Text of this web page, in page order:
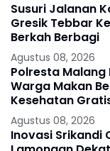
Susuri Jalanan
Gresik Tebbar
Berkah Berbagi
Agustus 08, 2026
Polresta Malang
Warga Makan
Kesehatan
Agustus 08, 2026
Inovasi Srikandi